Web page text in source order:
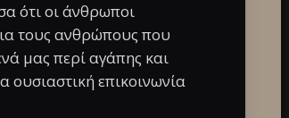
ότι οι άνθρωποι
τους ανθρώπους που
μας περί αγάπης και
ουσιαστική επικοινωνία